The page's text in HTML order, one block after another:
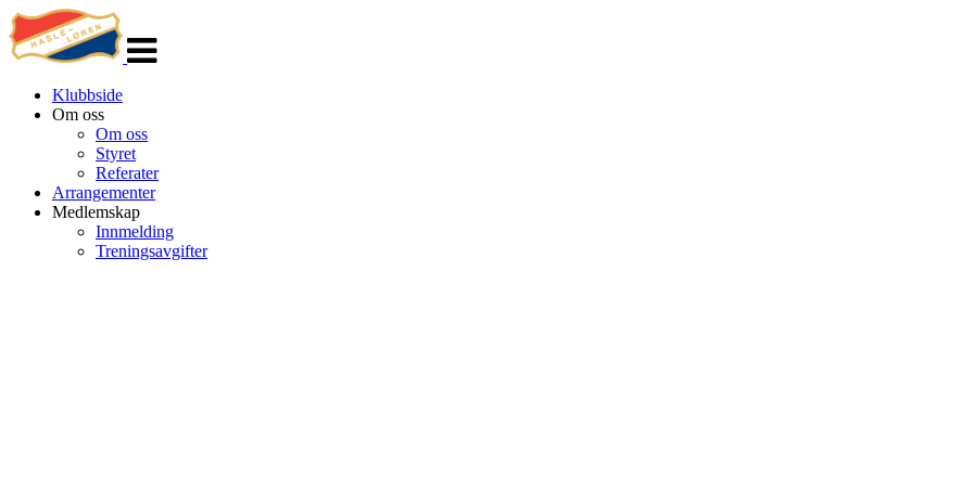
navigasjon
Klubbside
Om oss
Om oss
Styret
Referater
Arrangementer
Medlemskap
Innmelding
Treningsavgifter